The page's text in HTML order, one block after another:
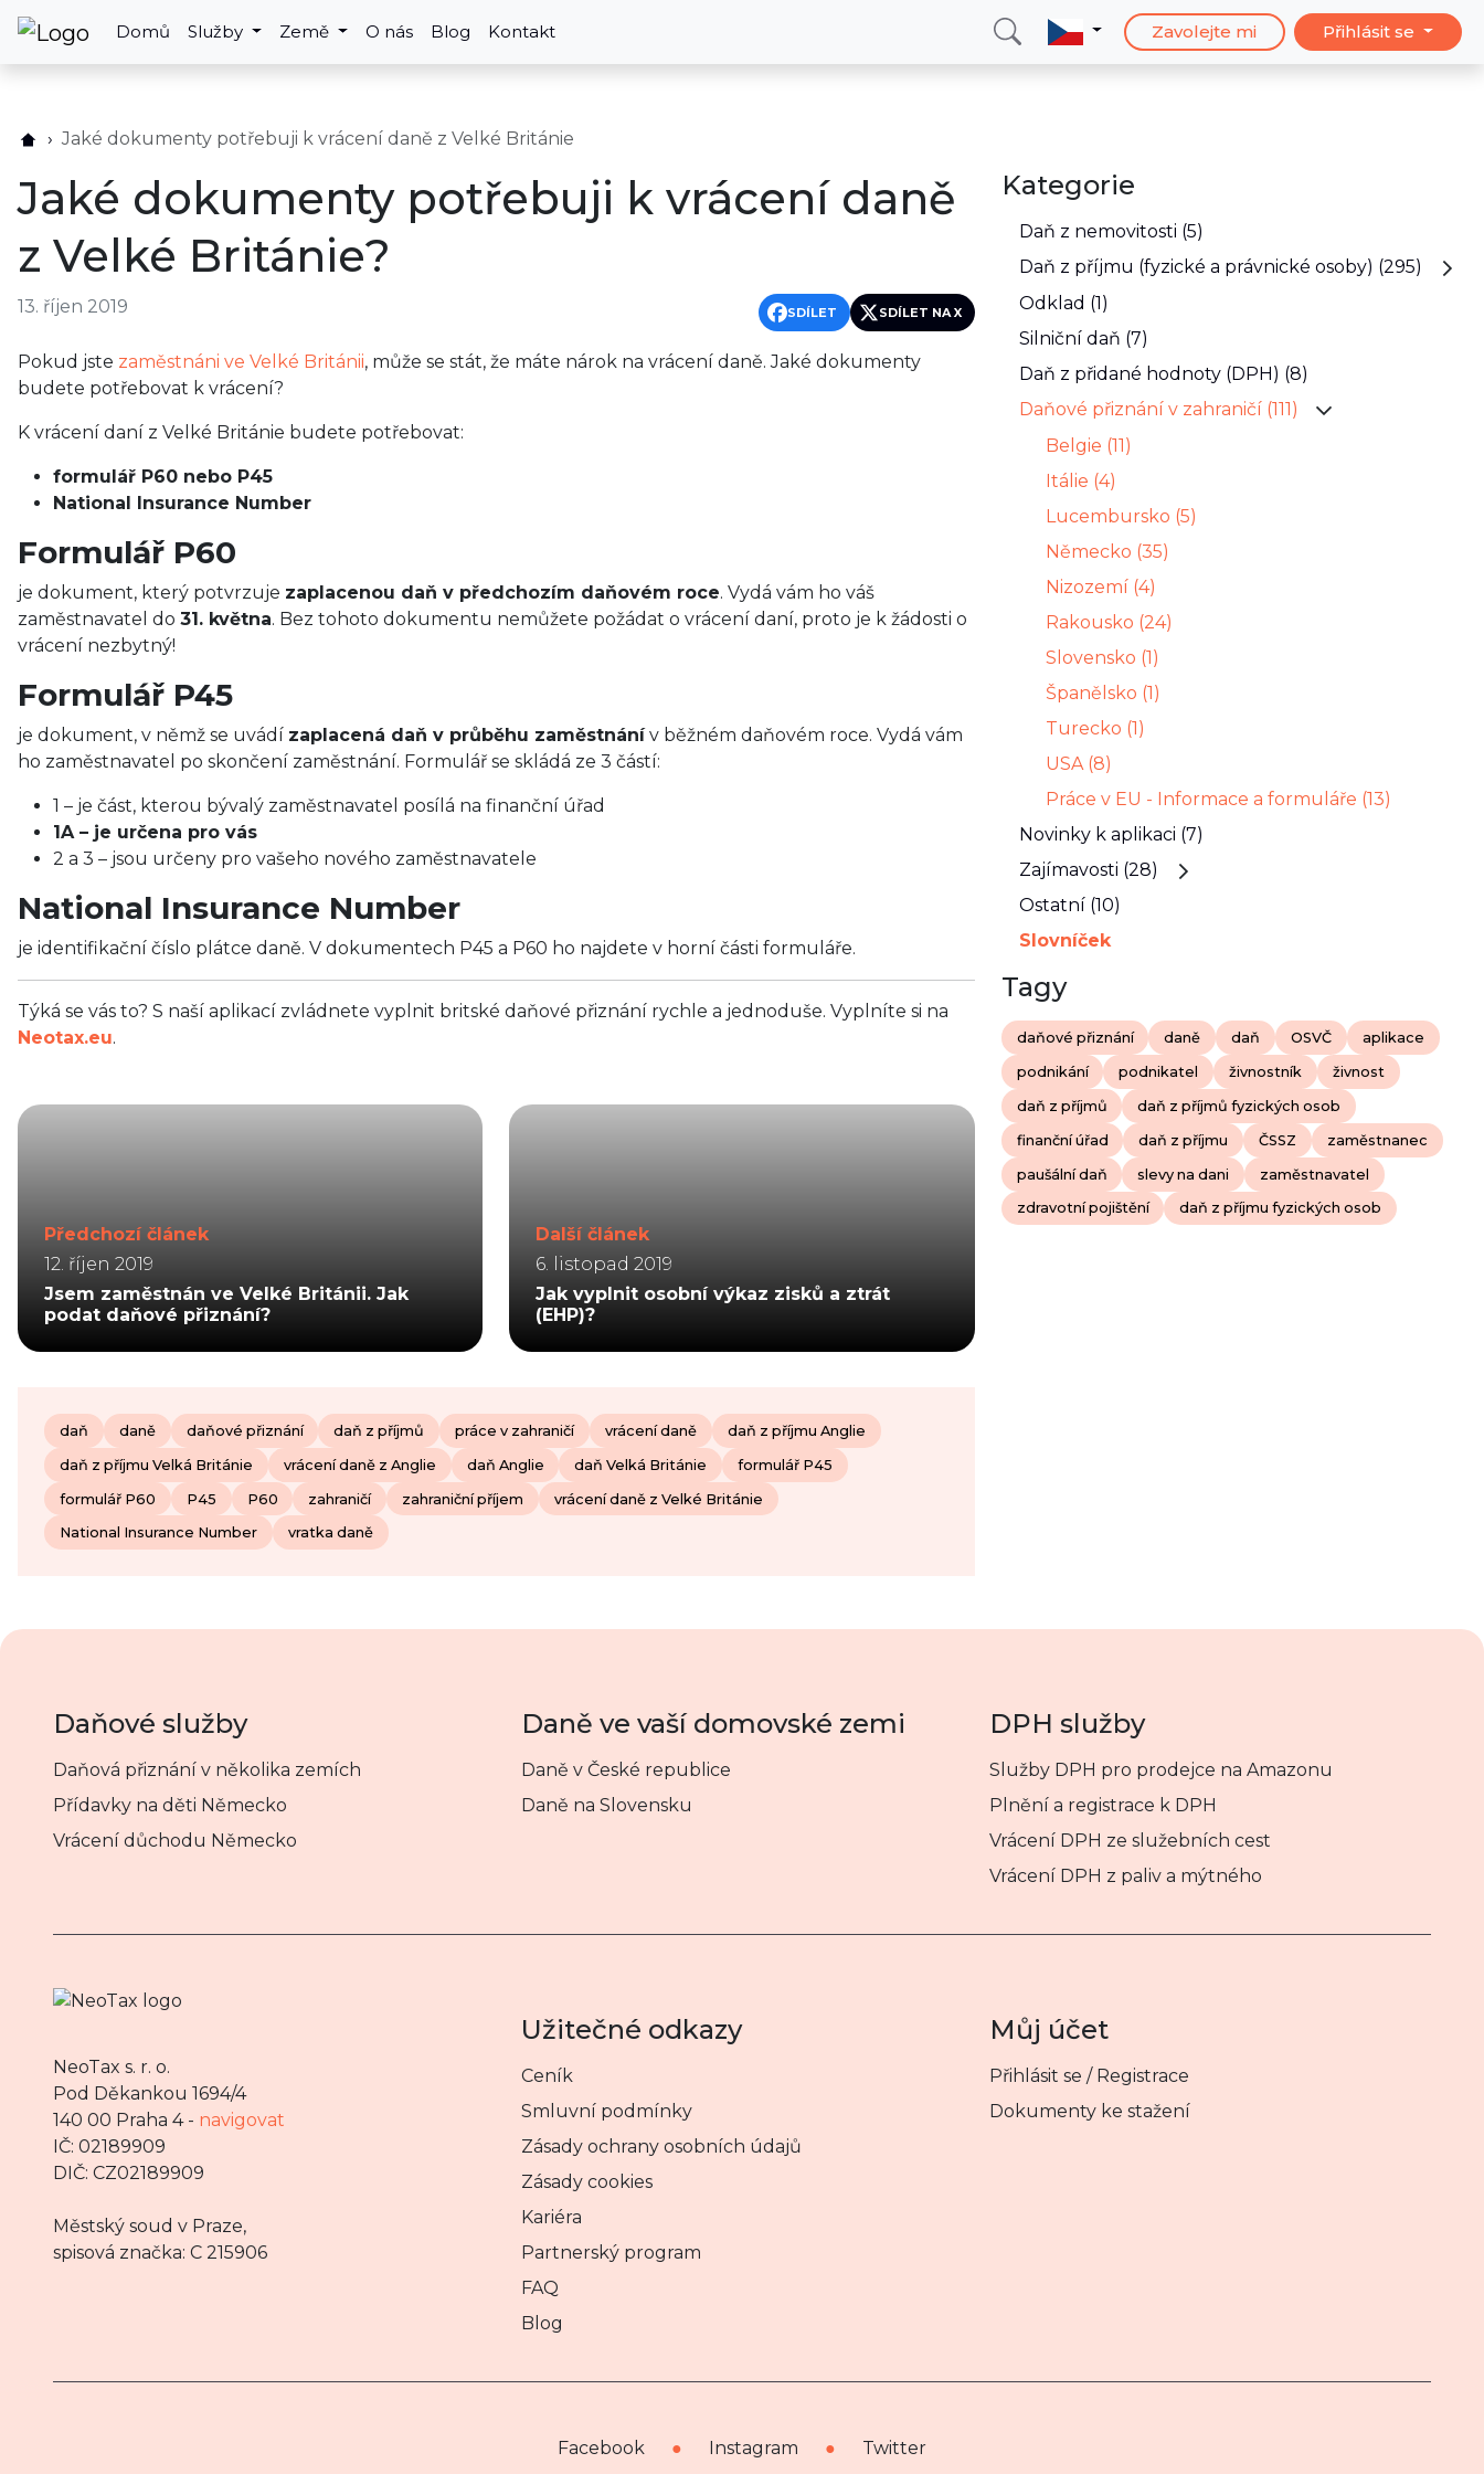
Domů Služby Země O nás Blog Kontakt Zavolejte mi Přihlásit se
Jaké dokumenty potřebuji k vrácení daně z Velké Británie
Jaké dokumenty potřebuji k vrácení daně
z Velké Británie?
13. říjen 2019 SDÍLET SDÍLET NA X
Pokud jste zaměstnáni ve Velké Británii, může se stát, že máte nárok na vrácení daně. Jaké dokumenty
budete potřebovat k vrácení?
K vrácení daní z Velké Británie budete potřebovat:
formulář P60 nebo P45
National Insurance Number
Formulář P60
je dokument, který potvrzuje zaplacenou daň v předchozím daňovém roce. Vydá vám ho váš
zaměstnavatel do 31. května. Bez tohoto dokumentu nemůžete požádat o vrácení daní, proto je k žádosti o
vrácení nezbytný!
Formulář P45
je dokument, v němž se uvádí zaplacená daň v průběhu zaměstnánív běžném daňovém roce. Vydá vám
ho zaměstnavatel po skončení zaměstnání. Formulář se skládá ze 3 částí:
1 – je část, kterou bývalý zaměstnavatel posílá na finanční úřad
1A – je určena pro vás
2 a 3 – jsou určeny pro vašeho nového zaměstnavatele
National Insurance Number
je identifikační číslo plátce daně. V dokumentech P45 a P60 ho najdete v horní části formuláře.
Týká se vás to? S naší aplikací zvládnete vyplnit britské daňové přiznání rychle a jednoduše. Vyplníte si na
Neotax.eu.
Předchozí článek
12. říjen 2019
Jsem zaměstnán ve Velké Británii. Jak
podat daňové přiznání?
Další článek
6. listopad 2019
Jak vyplnit osobní výkaz zisků a ztrát
(EHP)?
daň daně daňové přiznání daň z příjmů práce v zahraničí vrácení daně daň z příjmu Anglie
daň z příjmu Velká Británie vrácení daně z Anglie daň Anglie daň Velká Británie formulář P45
formulář P60 P45 P60 zahraničí zahraniční příjem vrácení daně z Velké Británie
National Insurance Number vratka daně
Kategorie
Daň z nemovitosti (5)
Daň z příjmu (fyzické a právnické osoby) (295)
Odklad (1)
Silniční daň (7)
Daň z přidané hodnoty (DPH) (8)
Daňové přiznání v zahraničí (111)
Belgie (11)
Itálie (4)
Lucembursko (5)
Německo (35)
Nizozemí (4)
Rakousko (24)
Slovensko (1)
Španělsko (1)
Turecko (1)
USA (8)
Práce v EU - Informace a formuláře (13)
Novinky k aplikaci (7)
Zajímavosti (28)
Ostatní (10)
Slovníček
Tagy
daňové přiznání daně daň OSVČ aplikace
podnikání podnikatel živnostník živnost
daň z příjmů daň z příjmů fyzických osob
finanční úřad daň z příjmu ČSSZ zaměstnanec
paušální daň slevy na dani zaměstnavatel
zdravotní pojištění daň z příjmu fyzických osob
Daňové služby
Daňová přiznání v několika zemích
Přídavky na děti Německo
Vrácení důchodu Německo
Daně ve vaší domovské zemi
Daně v České republice
Daně na Slovensku
DPH služby
Služby DPH pro prodejce na Amazonu
Plnění a registrace k DPH
Vrácení DPH ze služebních cest
Vrácení DPH z paliv a mýtného
NeoTax s. r. o.
Pod Děkankou 1694/4
140 00 Praha 4 - navigovat
IČ: 02189909
DIČ: CZ02189909
Městský soud v Praze,
spisová značka: C 215906
Užitečné odkazy
Ceník
Smluvní podmínky
Zásady ochrany osobních údajů
Zásady cookies
Kariéra
Partnerský program
FAQ
Blog
Můj účet
Přihlásit se / Registrace
Dokumenty ke stažení
Facebook ● Instagram ● Twitter